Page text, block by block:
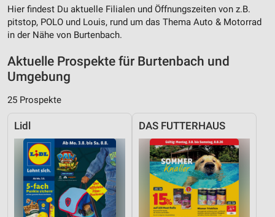
Hier findest Du aktuelle Filialen und Öffnungszeiten von z.B.
pitstop, POLO und Louis, rund um das Thema Auto & Motorrad
in der Nähe von Burtenbach.
Aktuelle Prospekte für Burtenbach und
Umgebung
25 Prospekte
Lidl DAS FUTTERHAUS